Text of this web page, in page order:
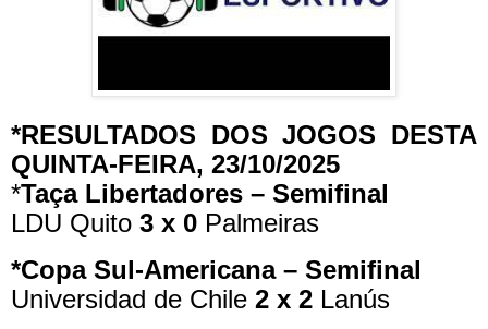
*RESULTADOS DOS JOGOS DESTA
QUINTA-FEIRA, 23/10/2025
*Taça Libertadores – Semifinal
LDU Quito 3 x 0 Palmeiras
*Copa Sul-Americana – Semifinal
Universidad de Chile 2 x 2 Lanús